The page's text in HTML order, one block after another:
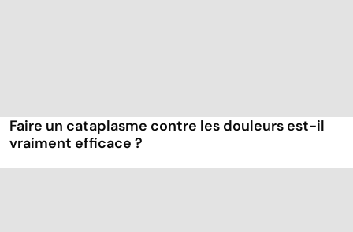
Faire un cataplasme contre les douleurs est-il
vraiment efficace ?